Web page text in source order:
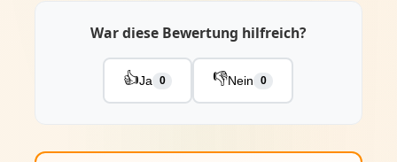
War diese Bewertung hilfreich?
👍Ja 0 👎Nein 0